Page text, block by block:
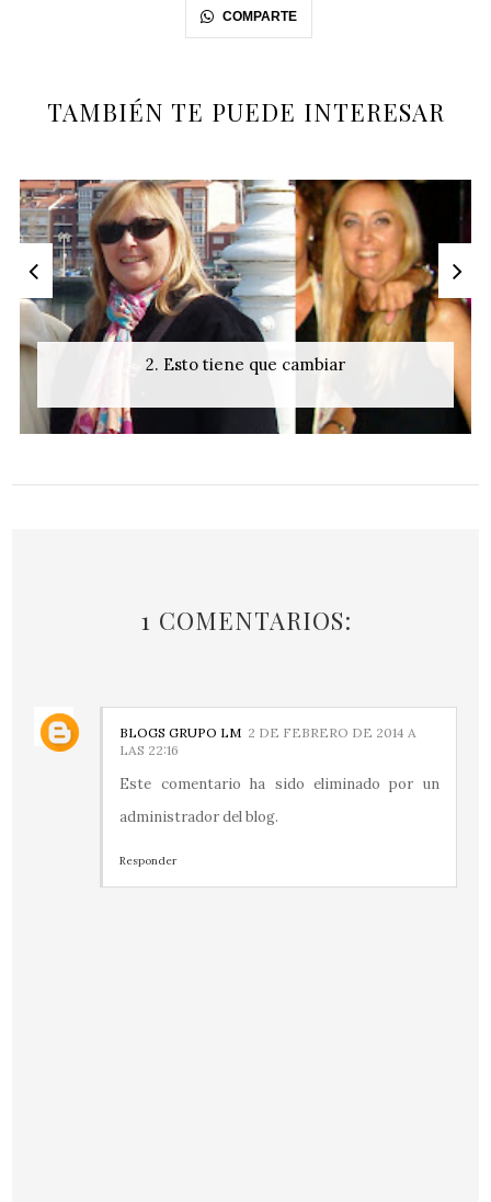
COMPARTE
TAMBIÉN TE PUEDE INTERESAR
2. Esto tiene que cambiar
1 COMENTARIOS:
BLOGS GRUPO LM 2 DE FEBRERO DE 2014 A
LAS 22:16
Este comentario ha sido eliminado por un
administrador del blog.
Responder